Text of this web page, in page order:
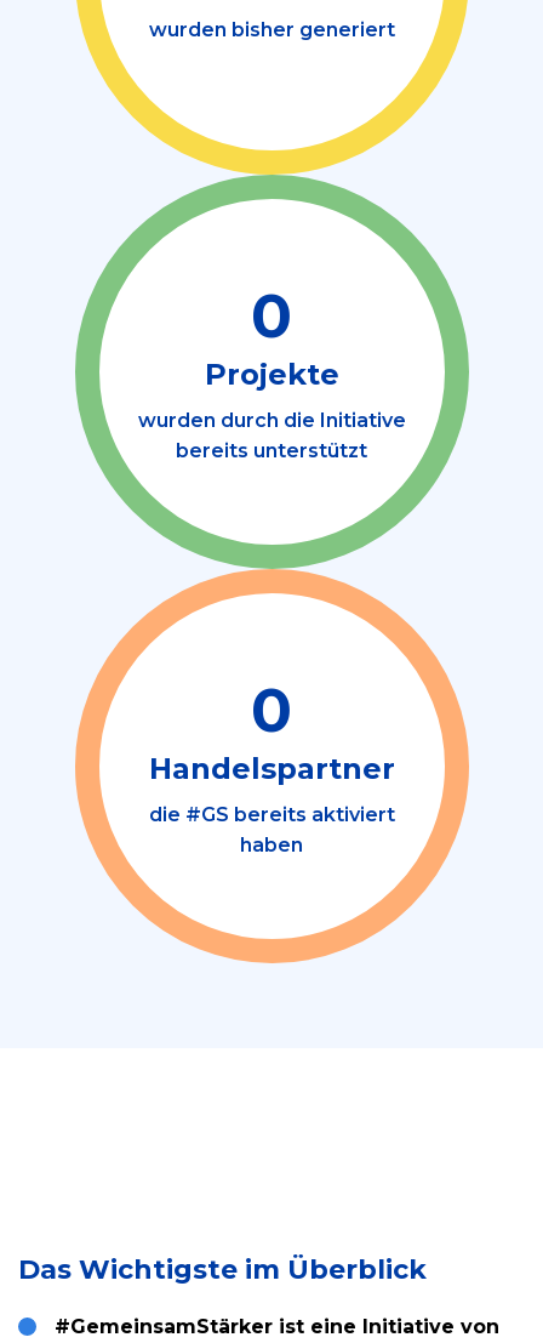
wurden bisher generiert
0
Projekte
wurden durch die Initiative
bereits unterstützt
0
Handelspartner
die #GS bereits aktiviert
haben
Das Wichtigste im Überblick
#GemeinsamStärker ist eine Initiative von